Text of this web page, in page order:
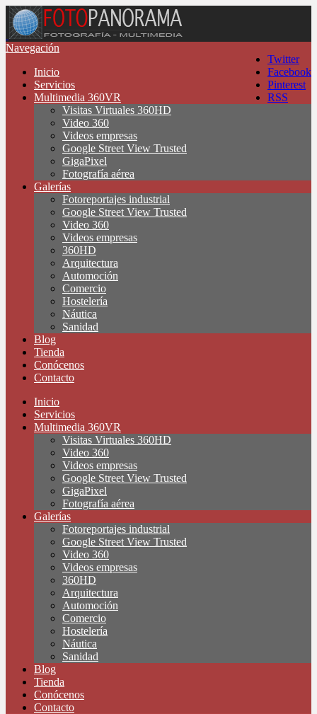
Twitter
Facebook
Pinterest
RSS
Navegación
Inicio
Servicios
Multimedia 360VR
Visitas Virtuales 360HD
Video 360
Videos empresas
Google Street View Trusted
GigaPixel
Fotografía aérea
Galerías
Fotoreportajes industrial
Google Street View Trusted
Video 360
Videos empresas
360HD
Arquitectura
Automoción
Comercio
Hostelería
Náutica
Sanidad
Blog
Tienda
Conócenos
Contacto
Inicio
Servicios
Multimedia 360VR
Visitas Virtuales 360HD
Video 360
Videos empresas
Google Street View Trusted
GigaPixel
Fotografía aérea
Galerías
Fotoreportajes industrial
Google Street View Trusted
Video 360
Videos empresas
360HD
Arquitectura
Automoción
Comercio
Hostelería
Náutica
Sanidad
Blog
Tienda
Conócenos
Contacto